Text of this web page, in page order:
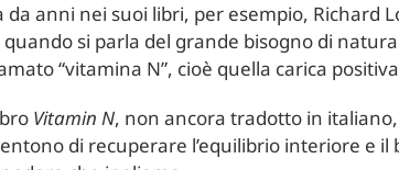
da anni nei suoi libri, per esempio, Richard
quando si parla del grande bisogno di
“vitamina N”, cioè quella carica
Vitamin N, non ancora tradotto in
di recuperare l’equilibrio interiore e